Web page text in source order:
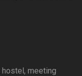
meeting